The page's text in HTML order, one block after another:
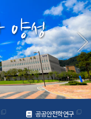
공공안전학연구